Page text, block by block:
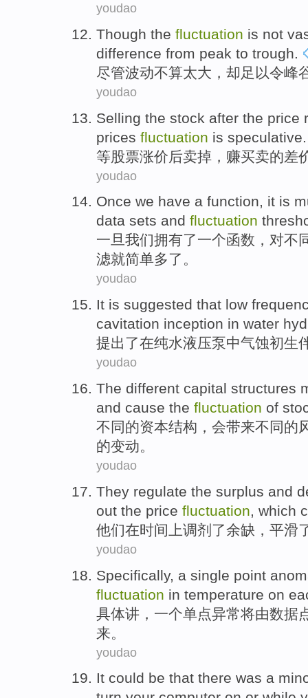
youdao
Though the fluctuation is not
difference from peak to trough.
尽管波动不算太大 ， 却 足以令峰
youdao
Selling the stock after the price
prices fluctuation is speculative
等 股票涨价后卖掉 ， 赚买卖的差
youdao
Once we have a function, it is
data sets and fluctuation
一旦 我们拥有了一个函数 ， 对不
滤就简单多了。
youdao
It is suggested that low
cavitation inception in water
提出了在纯水液压泵中气蚀初生
youdao
The different capital structures
and cause the fluctuation of
不同的资本结构 ， 会带来不同的
的变动。
youdao
They regulate the surplus and
out the price fluctuation, which
他们在时间 上调剂 了余缺 ， 平滑
youdao
Specifically, a single point
fluctuation in temperature on
具体讲 ， 一个单点异常将由数据
来。
youdao
It could be that there was a